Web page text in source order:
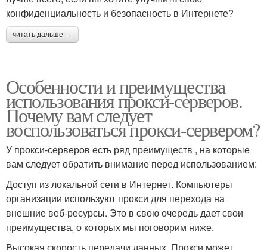
конфиденциальность и безопасность в Интернете?
читать дальше →
Особенности и преимущества
использования прокси-серверов.
Почему вам следует
воспользоваться прокси-сервером?
У прокси-серверов есть ряд преимуществ , на которые
вам следует обратить внимание перед использованием:
Доступ из локальной сети в Интернет. Компьютеры
организации используют прокси для перехода на
внешние веб-ресурсы. Это в свою очередь дает свои
преимущества, о которых мы поговорим ниже.
Высокая скорость передачи данных. Прокси может